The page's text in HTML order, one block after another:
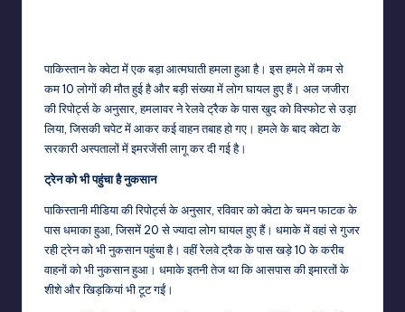
पाकिस्तान के क्वेटा में एक बड़ा आत्मघाती हमला हुआ है। इस हमले में कम से
कम 10 लोगों की मौत हुई है और बड़ी संख्या में लोग घायल हुए हैं। अल जजीरा
की रिपोर्ट्स के अनुसार, हमलावर ने रेलवे ट्रैक के पास खुद को विस्फोट से उड़ा
लिया, जिसकी चपेट में आकर कई वाहन तबाह हो गए। हमले के बाद क्वेटा के
सरकारी अस्पतालों में इमरजेंसी लागू कर दी गई है।
ट्रेन को भी पहुंचा है नुकसान
पाकिस्तानी मीडिया की रिपोर्ट्स के अनुसार, रविवार को क्वेटा के चमन फाटक के
पास धमाका हुआ, जिसमें 20 से ज्यादा लोग घायल हुए हैं। धमाके में वहां से गुजर
रही ट्रेन को भी नुकसान पहुंचा है। वहीं रेलवे ट्रैक के पास खड़े 10 के करीब
वाहनों को भी नुकसान हुआ। धमाके इतनी तेज था कि आसपास की इमारतों के
शीशे और खिड़कियां भी टूट गईं।